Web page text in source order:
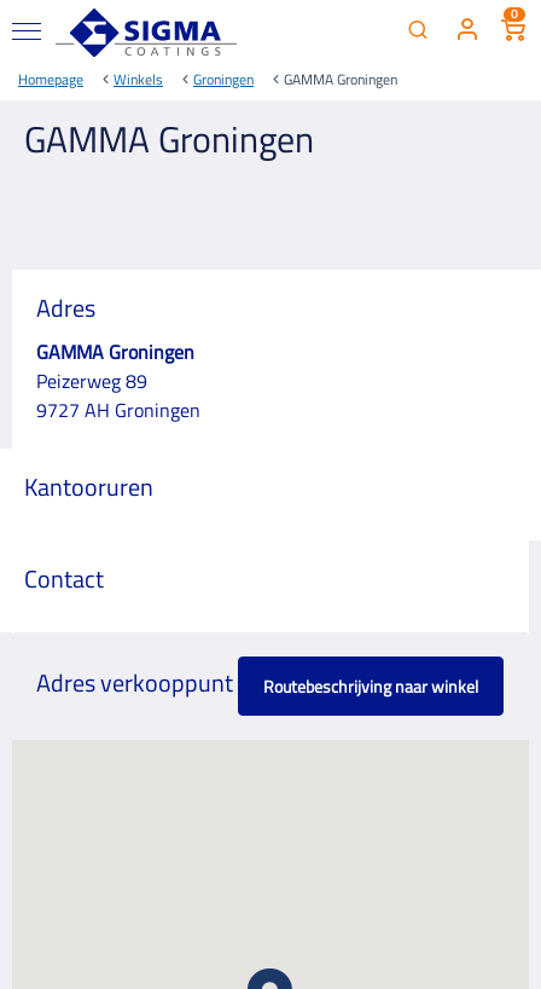
0
Homepage Winkels Groningen GAMMA Groningen
GAMMA Groningen
Adres
GAMMA Groningen
Peizerweg 89
9727 AH Groningen
Kantooruren
Contact
Adres verkooppunt Routebeschrijving naar winkel